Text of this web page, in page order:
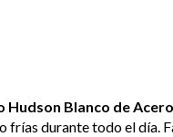
Hudson Blanco de
frías durante todo el día.